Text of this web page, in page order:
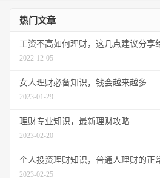
热门文章
工资不高如何理财，这几点建议分享
2022-12-05
女人理财必备知识，钱会越来越多
2023-01-29
理财专业知识，最新理财攻略
2023-02-20
个人投资理财知识，普通人理财的正
2023-02-25